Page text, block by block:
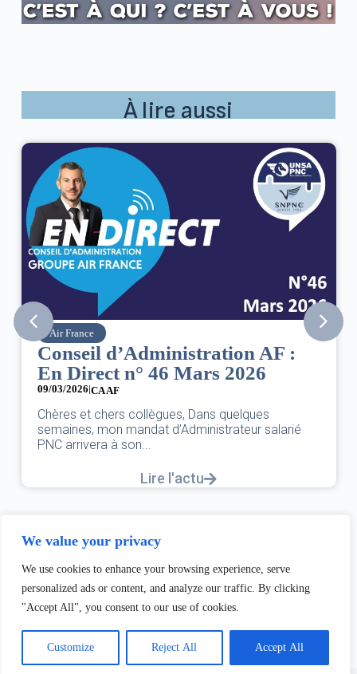
We value your privacy
We use cookies to enhance your browsing experience, serve
personalized ads or content, and analyze our traffic. By clicking
"Accept All", you consent to our use of cookies.
Customize Reject All Accept All
À lire aussi
Air France
Conseil d’Administration AF :
En Direct n° 46 Mars 2026
09/03/2026|CA AF
Chères et chers collègues, Dans quelques
semaines, mon mandat d’Administrateur salarié
PNC arrivera à son...
Lire l'actu